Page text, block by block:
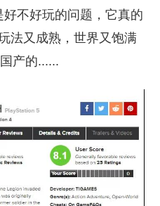
好不好玩的问题，它真的
法又成熟，世界又饱满
产的......